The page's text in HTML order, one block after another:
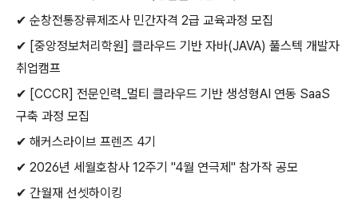
✔ 순창전통장류제조사 민간자격 2급 교육과정 모집
✔ [중앙정보처리학원] 클라우드 기반 자바(JAVA) 풀스텍 개발자
취업캠프
✔ [CCCR] 전문인력 멀티 클라우드 기반 생성형AI 연동 SaaS
구축 과정 모집
✔ 해커스라이브 프렌즈 4기
✔ 2026년 세월호참사 12주기 "4월 연극제 " 참가작 공모
✔ 간월재 선셋하이킹